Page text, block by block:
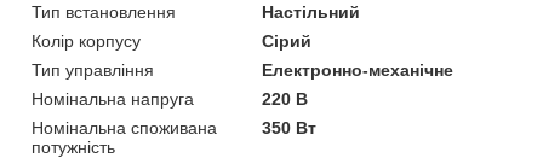
Тип встановлення
Настільний
Колір корпусу
Сірий
Тип управління
Електронно-механічне
Номінальна напруга
220 В
Номінальна споживана
потужність
350 Вт